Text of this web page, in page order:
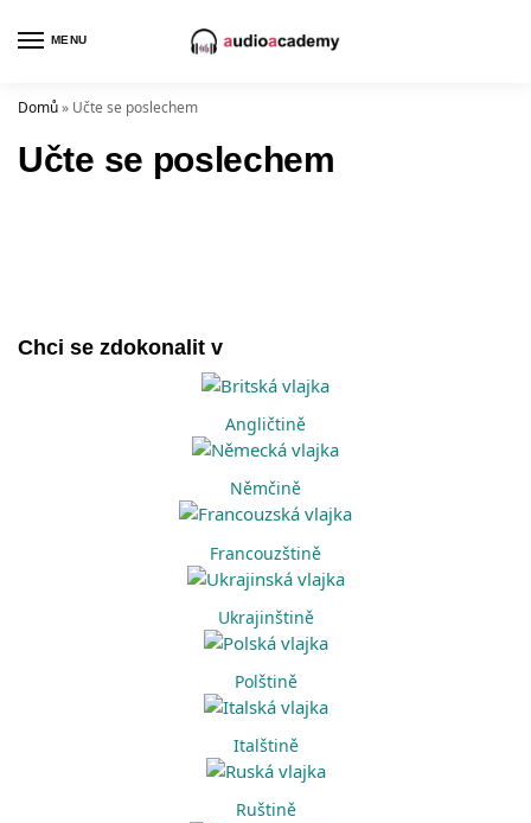
MENU
Domů» Učte se poslechem
Učte se poslechem
Chci se zdokonalit v
Angličtině
Němčině
Francouzštině
Ukrajinštině
Polštině
Italštině
Ruštině